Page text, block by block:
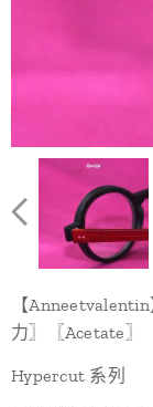
【
力〗〖Acetate〗
Hypercut 系列